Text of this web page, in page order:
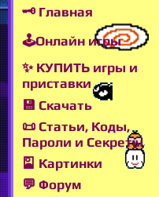
🗝 Главная
🕹Онлайн игры
✨ КУПИТЬ игры и
приставки
💾 Скачать
📜 Статьи, Коды,
Пароли и Секреты
🎴 Картинки
💬 Форум